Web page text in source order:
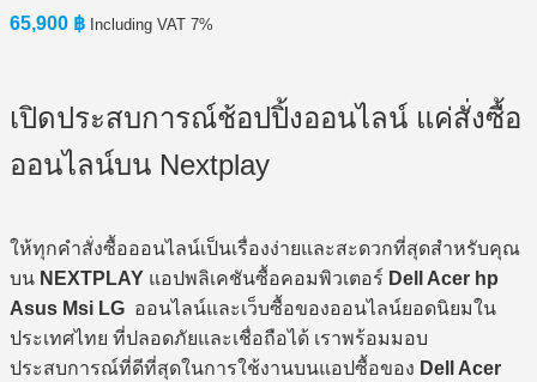
65,900 ฿ Including VAT 7%
เปิดประสบการณ์ช้อปปิ้งออนไลน์ แค่สั่งซื้อ
ออนไลน์บน Nextplay
ให้ทุกคำสั่งซื้อออนไลน์เป็นเรื่องง่ายและสะดวกที่สุดสำหรับคุณ
บน NEXTPLAY แอปพลิเคชันซื้อคอมพิวเตอร์ Dell Acer hp
Asus Msi LG ออนไลน์และเว็บซื้อของออนไลน์ยอดนิยมใน
ประเทศไทย ที่ปลอดภัยและเชื่อถือได้ เราพร้อมมอบ
ประสบการณ์ที่ดีที่สุดในการใช้งานบนแอปซื้อของ Dell Acer